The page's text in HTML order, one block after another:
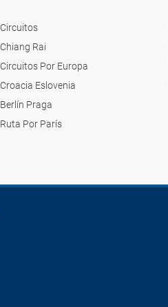
Circuitos
Chiang Rai
Circuitos Por Europa
Croacia Eslovenia
Berlín Praga
Ruta Por París